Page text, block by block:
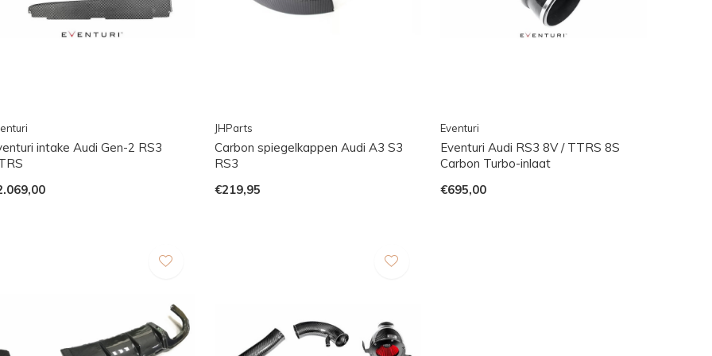
intake Audi Gen-2 RS3
JHParts
Carbon spiegelkappen Audi A3 S3
RS3
€219,95
Eventuri
Eventuri Audi RS3 8V / TTRS 8S
Carbon Turbo-inlaat
€695,00